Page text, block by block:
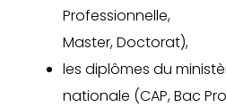
Professionnelle,
Master, Doctorat),
les diplômes du
nationale (CAP, Bac